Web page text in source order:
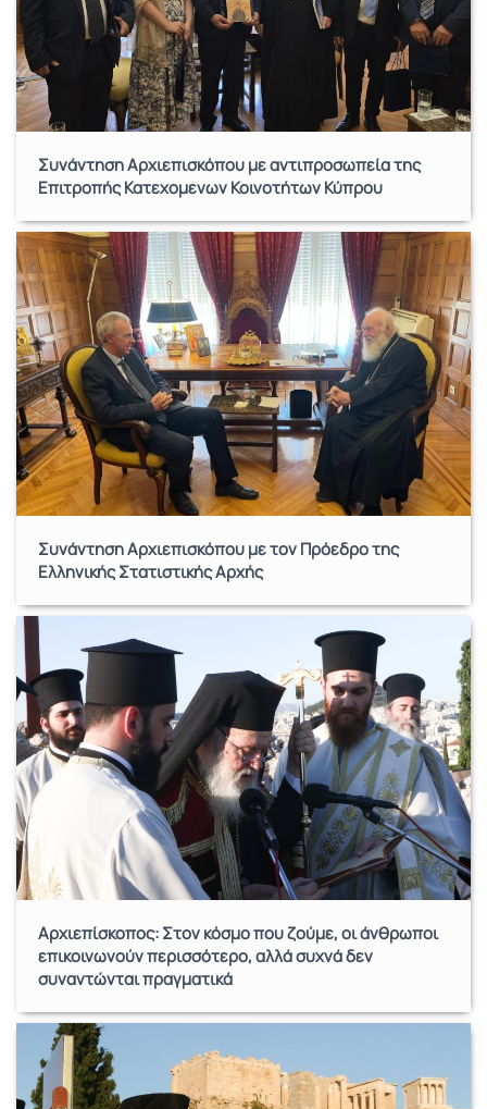
Συνάντηση Αρχιεπισκόπου με αντιπροσωπεία της
Επιτροπής Κατεχομένων Κοινοτήτων Κύπρου
Συνάντηση Αρχιεπισκόπου με τον Πρόεδρο της
Ελληνικής Στατιστικής Αρχής
Αρχιεπίσκοπος: Στον κόσμο που ζούμε, οι άνθρωποι
επικοινωνούν περισσότερο, αλλά συχνά δεν
συναντώνται πραγματικά